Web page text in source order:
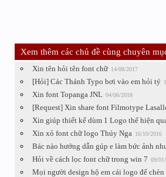
Xem thêm các chủ đề cùng chuyên
Xin tên hỏi tên font chữ 14/08/2017
[Hỏi] Các Thánh Typo bơi vào em hỏi tý
Xin font Topanga JNL 04/06/2018
[Request] Xin share font Filmotype
Xin giúp thiết kế dùm 1 Logo thể hiện
Xin xỏ font chữ logo Thúy Nga 16/10/2016
Bác nào hướng dẫn gúp e làm bức ảnh
Hỏi về cách lọc font chữ trong win 7 09/
Mọi người design hộ em cái logo để chèn